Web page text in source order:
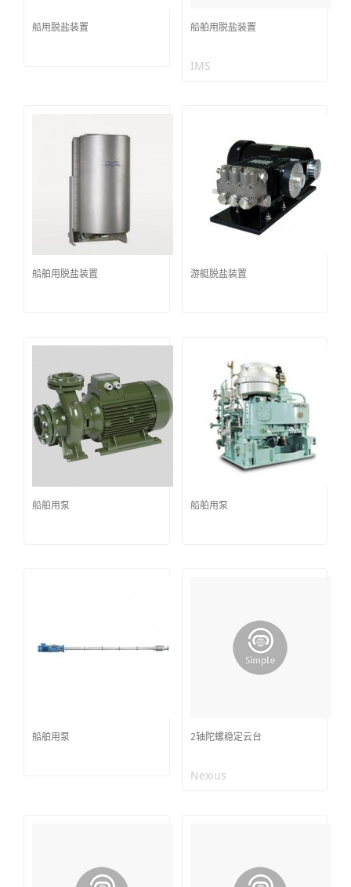
船用脱盐装置 船舶用脱盐装置
IMS
船舶用脱盐装置 游艇脱盐装置
船舶用泵 船舶用泵
船舶用泵 2轴陀螺稳定云台
Nexius